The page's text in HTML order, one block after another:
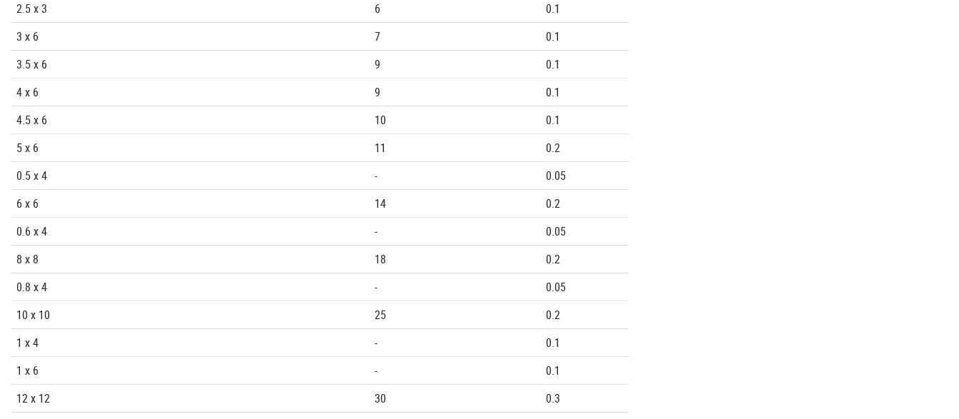
2.5 x 3
6
0.1
3 x 6
7
0.1
3.5 x 6
9
0.1
4 x 6
9
0.1
4.5 x 6
10
0.1
5 x 6
11
0.2
0.5 x 4
-
0.05
6 x 6
14
0.2
0.6 x 4
-
0.05
8 x 8
18
0.2
0.8 x 4
-
0.05
10 x 10
25
0.2
1 x 4
-
0.1
1 x 6
-
0.1
12 x 12
30
0.3